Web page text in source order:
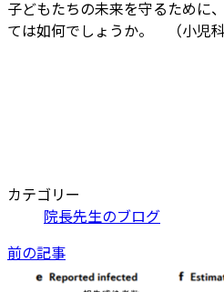
子どもたちの未来を守るために
ては如何でしょうか。 （小児
カテゴリー
院長先生のブログ
前の記事